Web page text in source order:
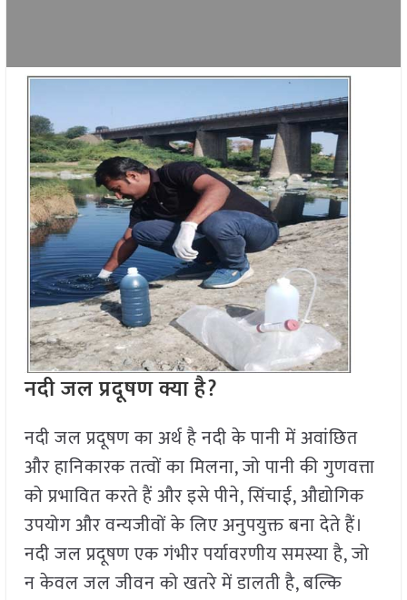
नदी जल प्रदूषण क्या है?
नदी जल प्रदूषण का अर्थ है नदी के पानी में अवांछित
और हानिकारक तत्वों का मिलना, जो पानी की गुणवत्ता
को प्रभावित करते हैं और इसे पीने, सिंचाई, औद्योगिक
उपयोग और वन्यजीवों के लिए अनुपयुक्त बना देते हैं।
नदी जल प्रदूषण एक गंभीर पर्यावरणीय समस्या है, जो
न केवल जल जीवन को खतरे में डालती है, बल्कि